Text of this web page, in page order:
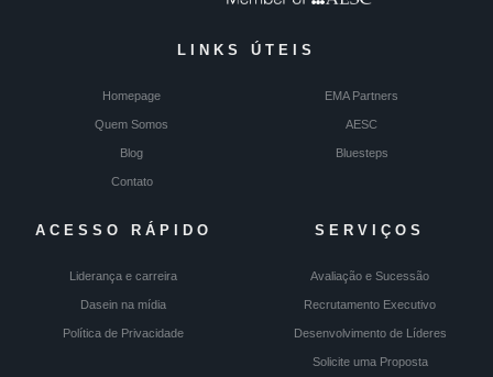
LINKS ÚTEIS
Homepage EMA Partners
Quem Somos AESC
Blog Bluesteps
Contato
ACESSO RÁPIDO
Liderança e carreira
Dasein na mídia
Política de Privacidade
SERVIÇOS
Avaliação e Sucessão
Recrutamento Executivo
Desenvolvimento de Líderes
Solicite uma Proposta